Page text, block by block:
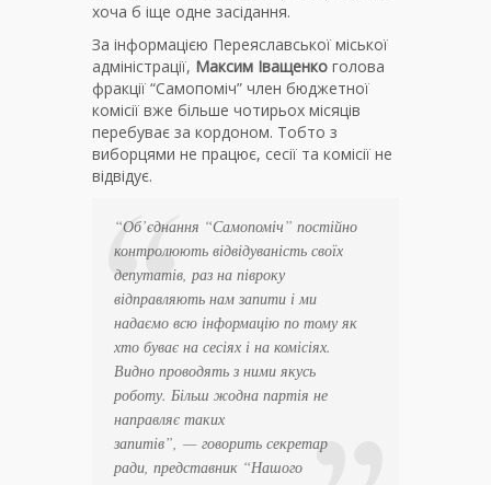
хоча б іще одне засідання.
За інформацією Переяславської міської
адміністрації, Максим Іващенко голова
фракції “Самопоміч” член бюджетної
комісії вже більше чотирьох місяців
перебуває за кордоном. Тобто з
виборцями не працює, сесії та комісії не
відвідує.
“Об’єднання “Самопоміч” постійно
контролюють відвідуваність своїх
депутатів, раз на півроку
відправляють нам запити і ми
надаємо всю інформацію по тому як
хто буває на сесіях і на комісіях.
Видно проводять з ними якусь
роботу. Більш жодна партія не
направляє таких
запитів”, — говорить секретар
ради, представник “Нашого